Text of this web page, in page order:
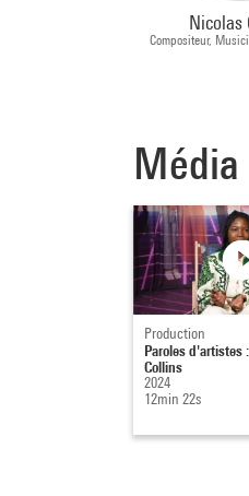
Nicolas
Compositeur,
Média
Production
Paroles d'artistes
Collins
2024
12min 22s